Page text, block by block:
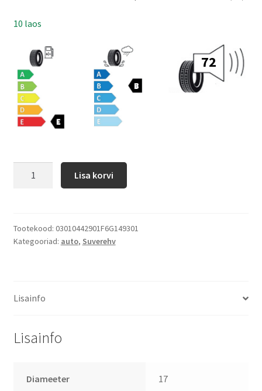
10 laos
72
Lisa korvi
Tootekood: 03010442901F6G149301
Kategooriad: auto, Suverehv
Lisainfo
Lisainfo
Diameeter 17